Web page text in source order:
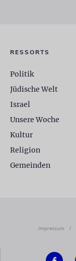
RESSORTS
Politik
Jüdische Welt
Israel
Unsere Woche
Kultur
Religion
Gemeinden
Impressum
/